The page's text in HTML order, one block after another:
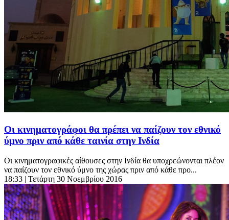
Οι κινηματογράφοι θα πρέπει να παίζουν τον εθνικό
ύμνο πριν από κάθε ταινία στην Ινδία
Οι κινηματογραφικές αίθουσες στην Ινδία θα υποχρεώνονται πλέον
να παίζουν τον εθνικό ύμνο της χώρας πριν από κάθε προ...
18:33 | Τετάρτη 30 Νοεμβρίου 2016